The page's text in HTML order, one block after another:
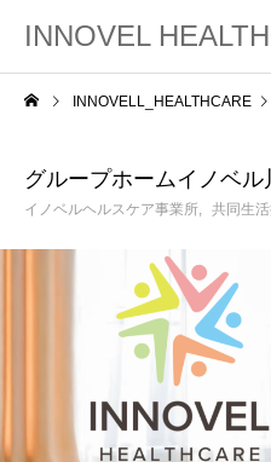
INNOVEL
INNOVELL_HEALTHCARE
グループホームイノベル
イノベルヘルスケア事業所 共同生